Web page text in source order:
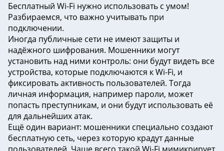
Бесплатный Wi-Fi нужно использовать с умом!
Разбираемся, что важно учитывать при
подключении.
Иногда публичные сети не имеют защиты и
надёжного шифрования. Мошенники могут
установить над ними контроль: они будут видеть все
устройства, которые подключаются к Wi-Fi, и
фиксировать активность пользователей. Тогда
личная информация, например пароли, может
попасть преступникам, и они будут использовать её
для дальнейших атак.
Ещё один вариант: мошенники специально создают
бесплатную сеть, через которую крадут данные